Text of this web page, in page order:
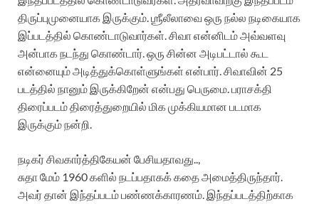
திருப்புமுனையாக இருக்கும். ஶ்ரீலீலாவை ஒரு நல்ல நடிகையாக
இப்படத்தில் கொண்டாடுவார்கள். சிவா என்னிடம் அவ்வளவு
அன்பாக நடந்து கொண்டார். ஒரு சின்ன அடிபட்டால் கூட
என்னையும் அடித்துக்கொள்ளுங்கள் என்பார். சிவாவின் 25
படத்தில் நானும் இருக்கிறேன் என்பது பெருமை. பராசக்தி
திரைப்படம் திரைத்துறையில் மிக முக்கியமான படமாக
இருக்கும் நன்றி.
நடிகர் சிவகார்த்திகேயன் பேசியதாவது..,
சுதா மேம் 1960 களில் நடப்பதாகக் கதை அமைத்திருந்தார்.
அவர் தான் இந்தப்படம் பண்ணக்காரணம். இந்தப்படத்திற்காக